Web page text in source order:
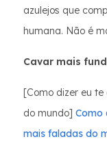
azulejos que
humana. Não é
Cavar mais
[Como dizer eu
do mundo] Como
mais faladas do